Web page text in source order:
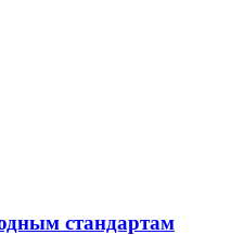
стандартам